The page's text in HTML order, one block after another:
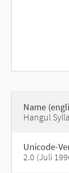
Name
Hangul
Unicode-
2.0 (Juli